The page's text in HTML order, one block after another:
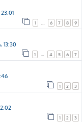
1 6 7 8 9
13:30
1 4 5 6 7
1 2 3
1 2 3